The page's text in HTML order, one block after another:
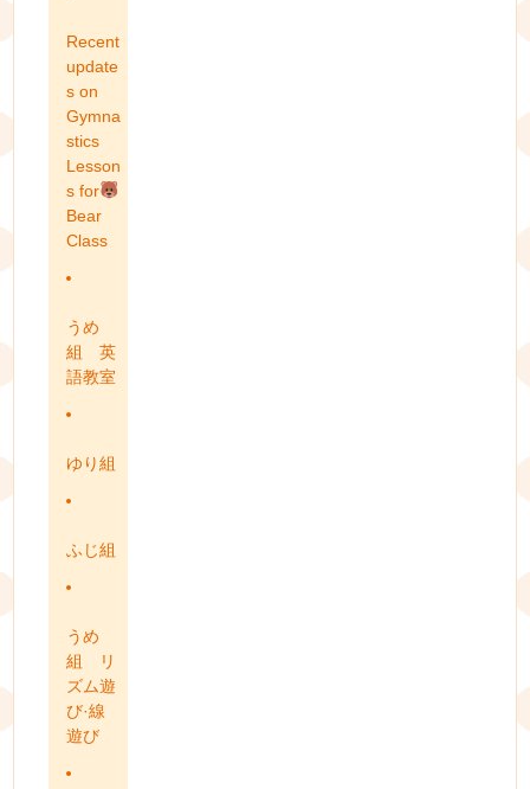
Recent
update
s on
Gymna
stics
Lesson
s for
Bear
Class
うめ
組 英
語教室
ゆり組
ふじ組
うめ
組 リ
ズム遊
び·線
遊び